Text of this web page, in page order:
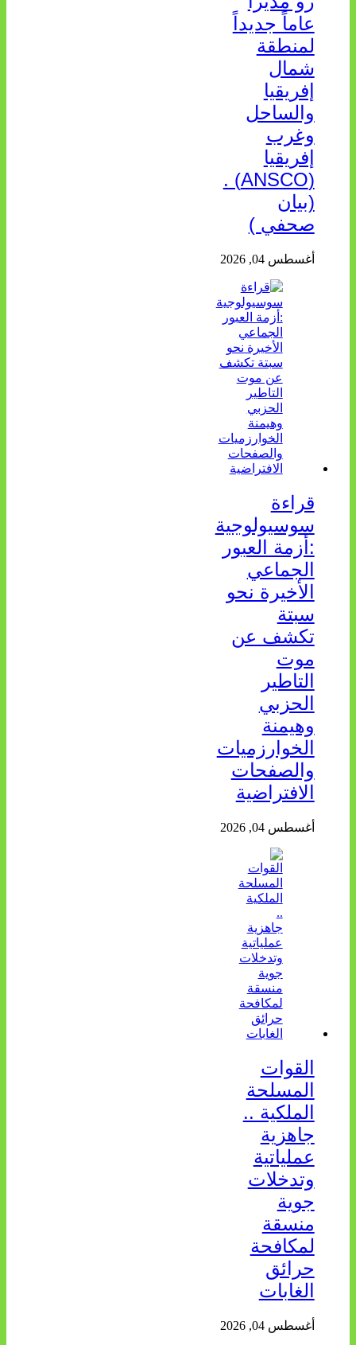
عاماً جديداً
لمنطقة
شمال
إفريقيا
والساحل
وغرب
إفريقيا
(ANSCO) .
(بيان
صحفي )
أغسطس 04, 2026
قراءة
سوسيولوجية
:أزمة العبور
الجماعي
الأخيرة نحو
سبتة
تكشف عن
موت
التاطير
الحزبي
وهيمنة
الخوارزميات
والصفحات
الافتراضية
أغسطس 04, 2026
القوات
المسلحة
الملكية ..
جاهزية
عملياتية
وتدخلات
جوية
منسقة
لمكافحة
حرائق
الغابات
أغسطس 04, 2026